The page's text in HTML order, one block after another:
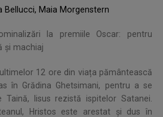
Bellucci, Maia Morgenstern
la premiile Oscar: pentru
şi machiaj
12 ore din viața pământească
în Grădina Ghetsimani, pentru a se
Iisus rezistă ispitelor Satanei.
Hristos este arestat și dus în